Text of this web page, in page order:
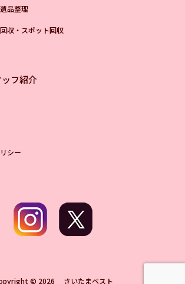
品整理
収・スポット回収
フ紹介
シー
© 2026 さいたまベスト